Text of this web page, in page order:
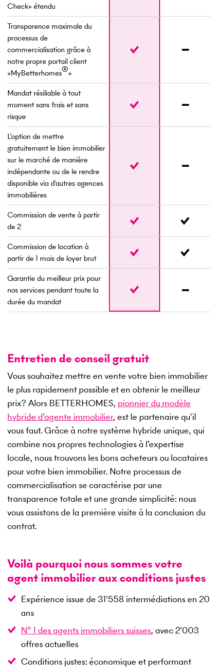
Check» étendu
Transparence maximale du
processus de
commercialisation grâce à
notre propre portail client
«MyBetterhomes®»
Mandat résiliable à tout
moment sans frais et sans
risque
L'option de mettre
gratuitement le bien immobilier
sur le marché de manière
indépendante ou de le rendre
disponible via d'autres agences
immobilières
Commission de vente à partir
de 2
Commission de location à
partir de 1 mois de loyer brut
Garantie du meilleur prix pour
nos services pendant toute la
durée du mandat
Entretien de conseil gratuit
Vous souhaitez mettre en vente votre bien immobilier
le plus rapidement possible et en obtenir le meilleur
prix? Alors BETTERHOMES, pionnier du modèle
hybride d'agente immobilier, est le partenaire qu'il
vous faut. Grâce à notre système hybride unique, qui
combine nos propres technologies à l’expertise
locale, nous trouvons les bons acheteurs ou locataires
pour votre bien immobilier. Notre processus de
commercialisation se caractérise par une
transparence totale et une grande simplicité: nous
vous assistons de la première visite à la conclusion du
contrat.
Voilà pourquoi nous sommes votre
agent immobilier aux conditions justes
Expérience issue de 31'558 intermédiations en 20
ans
N° 1 des agents immobiliers suisses, avec2'003
offres actuelles
Conditions justes: économique et performant